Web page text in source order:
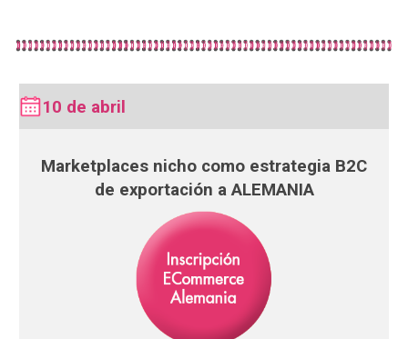
10 de abril
Marketplaces nicho como estrategia B2C
de exportación a ALEMANIA